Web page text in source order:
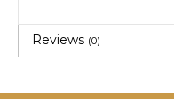
Reviews (0)